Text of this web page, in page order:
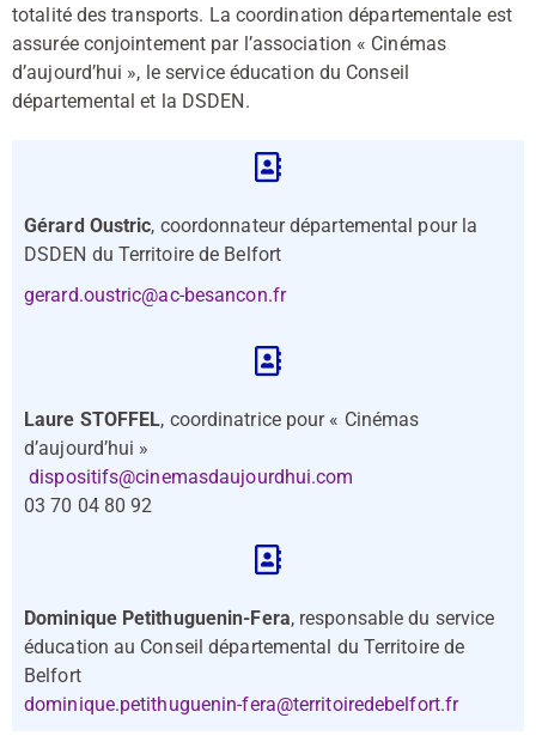
totalité des transports. La coordination départementale est
assurée conjointement par l’association « Cinémas
d’aujourd’hui », le service éducation du Conseil
départemental et la DSDEN.
Gérard Oustric, coordonnateur départemental pour la
DSDEN du Territoire de Belfort
gerard.oustric@ac-besancon.fr
Laure STOFFEL, coordinatrice pour « Cinémas
d’aujourd’hui »
dispositifs@cinemasdaujourdhui.com
03 70 04 80 92
Dominique Petithuguenin-Fera, responsable du service
éducation au Conseil départemental du Territoire de
Belfort
dominique.petithuguenin-fera@territoiredebelfort.fr